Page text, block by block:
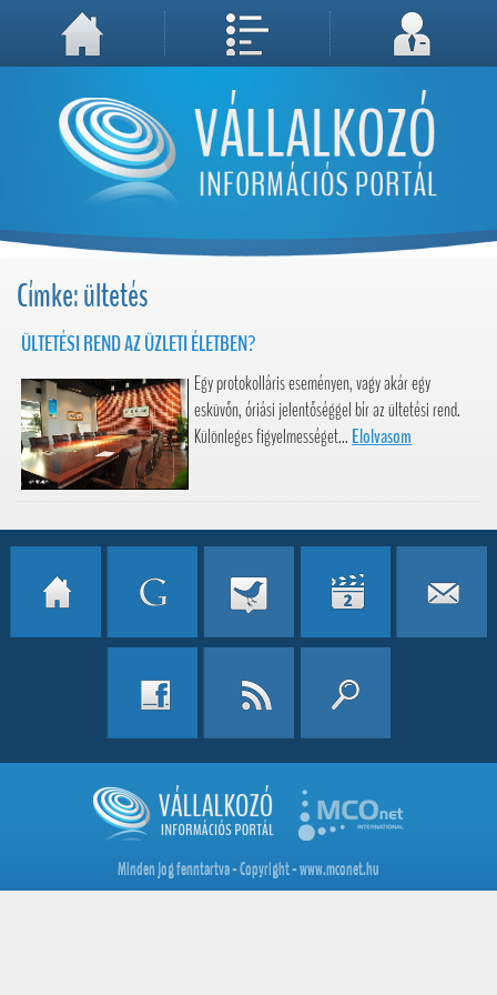
A weboldal használatával Ön elfogadja, hogy Cookie-kat (sütiket) tároljunk számítógépén. A sütik a weboldal megfelelő működéséhez
Megértettem, folytatás...
Címke: ültetés
ÜLTETÉSI REND AZ ÜZLETI ÉLETBEN?
Egy protokolláris eseményen, vagy akár egy
esküvőn, óriási jelentőséggel bír az ültetési rend.
Különleges figyelmességet... Elolvasom
Minden jog fenntartva - Copyright - www.mconet.hu